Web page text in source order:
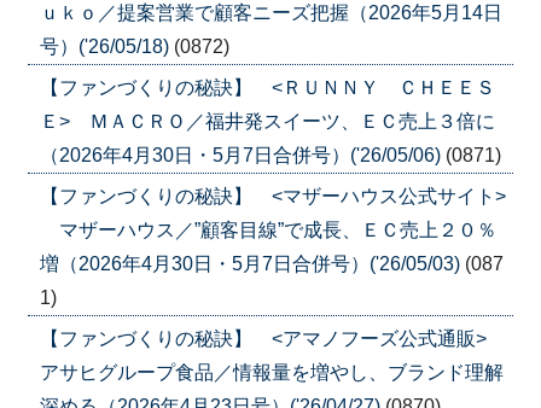
ｕｋｏ／提案営業で顧客ニーズ把握（2026年5月14日
号）('26/05/18) (0872)
【ファンづくりの秘訣】 <ＲＵＮＮＹ ＣＨＥＥＳ
Ｅ> ＭＡＣＲＯ／福井発スイーツ、ＥＣ売上３倍に
（2026年4月30日・5月7日合併号）('26/05/06) (0871)
【ファンづくりの秘訣】 <マザーハウス公式サイト>
マザーハウス／”顧客目線”で成長、ＥＣ売上２０％
増（2026年4月30日・5月7日合併号）('26/05/03) (087
1)
【ファンづくりの秘訣】 <アマノフーズ公式通販>
アサヒグループ食品／情報量を増やし、ブランド理解